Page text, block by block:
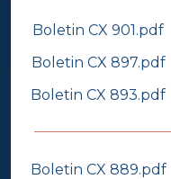
Boletin CX 901.pdf
Boletin CX 897.pdf
Boletin CX 893.pdf
Boletin CX 889.pdf